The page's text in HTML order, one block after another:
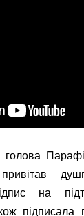
голова
на
підписала